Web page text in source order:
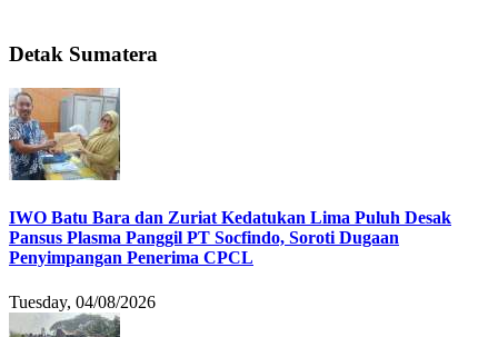
Detak Sumatera
IWO Batu Bara dan Zuriat Kedatukan Lima Puluh Desak
Pansus Plasma Panggil PT Socfindo, Soroti Dugaan
Penyimpangan Penerima CPCL
Tuesday, 04/08/2026